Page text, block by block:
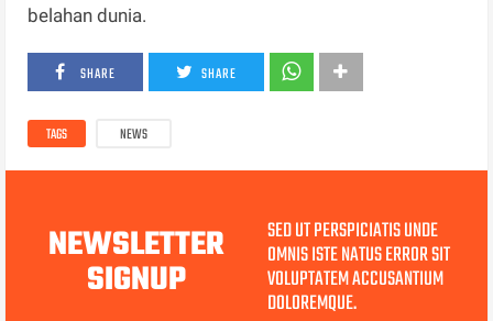
belahan dunia.
SHARE SHARE
TAGS NEWS
NEWSLETTER
SIGNUP
SED UT PERSPICIATIS UNDE
OMNIS ISTE NATUS ERROR SIT
VOLUPTATEM ACCUSANTIUM
DOLOREMQUE.